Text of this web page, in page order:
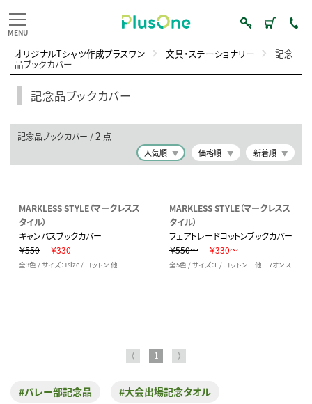
オリジナルTシャツ作成プラスワン 文具・ステーショナリー 記念
品ブックカバー
記念品ブックカバー
記念品ブックカバー /2 点
人気順 価格順 新着順
MARKLESS STYLE（マークレスス
タイル）
キャンバスブックカバー
￥550
￥330
全3色 / サイズ：1size / コットン 他
MARKLESS STYLE（マークレスス
タイル）
フェアトレードコットンブックカバー
￥550～
￥330～
全5色 / サイズ：F / コットン 他 7オンス
⟨ 1 ⟩
#バレー部記念品 #大会出場記念タオル